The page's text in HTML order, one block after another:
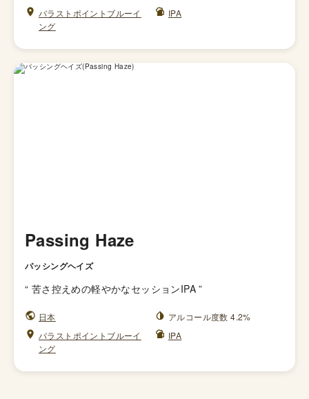
バラストポイントブルーイ
ング
IPA
Passing Haze
パッシングヘイズ
“ 苦さ控えめの軽やかなセッションIPA ”
日本
アルコール度数 4.2%
バラストポイントブルーイ
ング
IPA